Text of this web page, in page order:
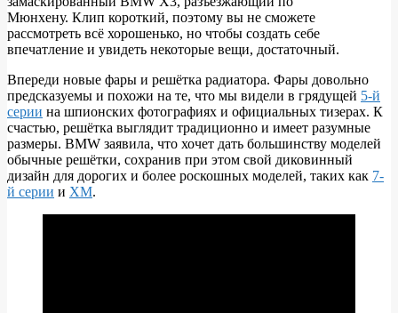
замечен
в
Мюнхене
Мюнхену. Клип короткий, поэтому вы не сможете
рассмотреть всё хорошенько, но чтобы создать себе
впечатление и увидеть некоторые вещи, достаточный.
Впереди новые фары и решётка радиатора. Фары довольно
предсказуемы и похожи на те, что мы видели в грядущей 5-й
серии на шпионских фотографиях и официальных тизерах. К
счастью, решётка выглядит традиционно и имеет разумные
размеры. BMW заявила, что хочет дать большинству моделей
обычные решётки, сохранив при этом свой диковинный
дизайн для дорогих и более роскошных моделей, таких как 7-
й серии и XM.